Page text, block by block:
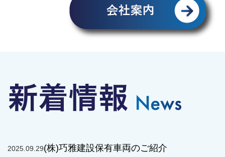
2025.09.29(株)巧雅建設保有車両のご紹介